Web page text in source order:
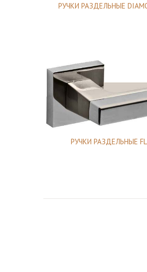
РУЧКИ РАЗДЕЛЬНЫЕ
РУЧКИ РАЗДЕЛЬНЫЕ